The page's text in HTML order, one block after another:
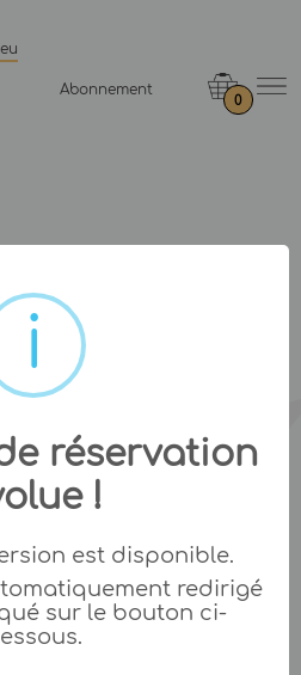
Abonnement
0
réservation
!
est disponible.
redirigé
sur le bouton ci-